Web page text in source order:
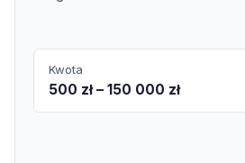
Kwota
500 zł – 150 000 zł